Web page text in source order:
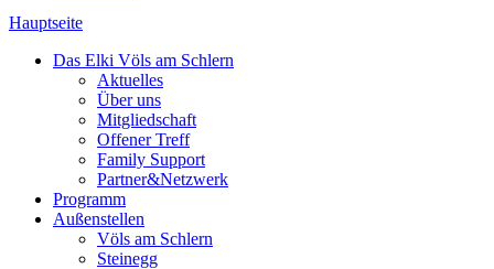
Hauptseite
Das Elki Völs am Schlern
Aktuelles
Über uns
Mitgliedschaft
Offener Treff
Family Support
Partner&Netzwerk
Programm
Außenstellen
Völs am Schlern
Steinegg